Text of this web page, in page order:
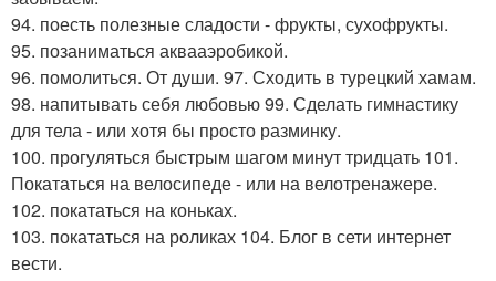
94. поесть полезные сладости - фрукты, сухофрукты.
95. позаниматься аквааэробикой.
96. помолиться. От души. 97. Сходить в турецкий хамам.
98. напитывать себя любовью 99. Сделать гимнастику
для тела - или хотя бы просто разминку.
100. прогуляться быстрым шагом минут тридцать 101.
Покататься на велосипеде - или на велотренажере.
102. покататься на коньках.
103. покататься на роликах 104. Блог в сети интернет
вести.